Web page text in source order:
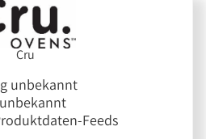
Cru
unbekannt
Feeds